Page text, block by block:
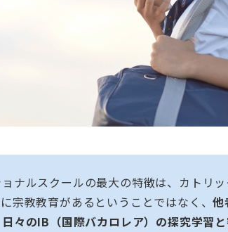
ナルスクールの最大の特徴は、カトリ
宗教教育があるということではなく、他
々のIB（国際バカロレア）の探究学習